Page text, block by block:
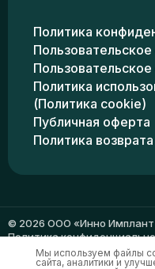
Политика
Пользовательское
Политика
(Политика cookie)
Публичная оферта
Политика
© 2026 ООО «Инно
Политика
Мы используем файлы
сайта, аналитики и